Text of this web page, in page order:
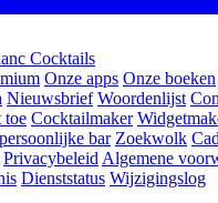
Cocktails
Onze apps Onze boeken
Nieuwsbrief Woordenlijst
toe Cocktailmaker
bar Zoekwolk
Privacybeleid Algemene
Dienststatus Wijzigingslog